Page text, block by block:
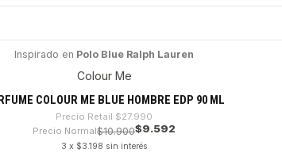
Inspirado en Polo Blue Ralph Lauren
Colour Me
COLOUR ME BLUE HOMBRE EDP 90 ML
Precio Retail $27.990
Precio Normal$10.900$9.592
3 x $3.198 sin interés